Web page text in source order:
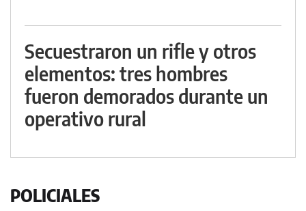
Secuestraron un rifle y otros
elementos: tres hombres
fueron demorados durante un
operativo rural
POLICIALES